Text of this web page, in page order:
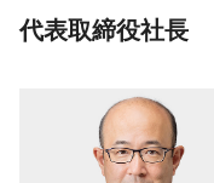
代表取締役社長